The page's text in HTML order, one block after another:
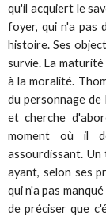
qu'il acquiert le
foyer, qui n'a pas
histoire. Ses
survie. La
à la moralité.
du personnage
et cherche
moment où il
assourdissant. Un
ayant, selon ses
qui n'a pas
de préciser que